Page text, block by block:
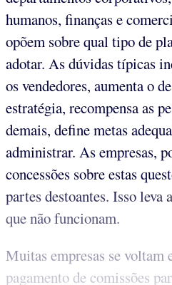
humanos, finanças e
opõem sobre qual tipo de
adotar. As dúvidas típicas
os vendedores, aumenta o
estratégia, recompensa as
demais, define metas
administrar. As empresas,
concessões sobre estas
partes destoantes. Isso leva
que não funcionam.
Muitas empresas se voltam
pagamento de comissões